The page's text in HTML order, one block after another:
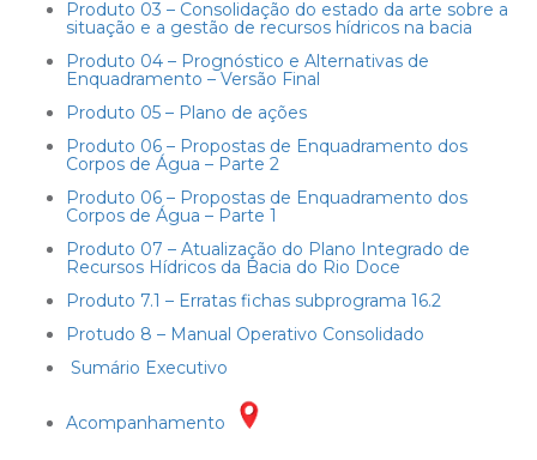
Produto 03 – Consolidação do estado da arte sobre a
situação e a gestão de recursos hídricos na bacia
Produto 04 – Prognóstico e Alternativas de
Enquadramento – Versão Final
Produto 05 – Plano de ações
Produto 06 – Propostas de Enquadramento dos
Corpos de Água – Parte 2
Produto 06 – Propostas de Enquadramento dos
Corpos de Água – Parte 1
Produto 07 – Atualização do Plano Integrado de
Recursos Hídricos da Bacia do Rio Doce
Produto 7.1 – Erratas fichas subprograma 16.2
Protudo 8 – Manual Operativo Consolidado
Sumário Executivo
Acompanhamento